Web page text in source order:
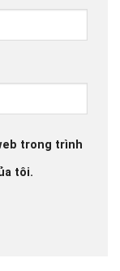
trong trình
tôi.